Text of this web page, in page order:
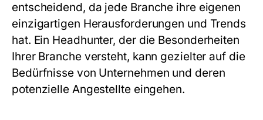
entscheidend, da jede Branche ihre eigenen
einzigartigen Herausforderungen und Trends
hat. Ein Headhunter, der die Besonderheiten
Ihrer Branche versteht, kann gezielter auf die
Bedürfnisse von Unternehmen und deren
potenzielle Angestellte eingehen.